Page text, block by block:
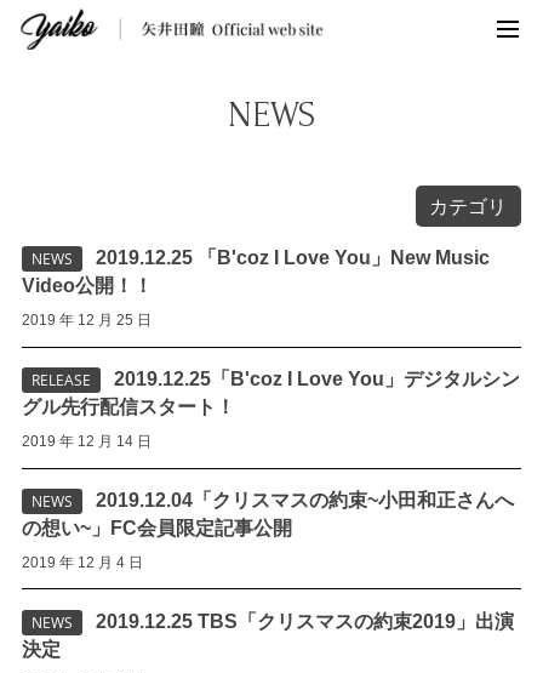
NEWS
カテゴリ
NEWS
2019.12.25 「B'coz I Love You」New Music
Video公開！！
2019 年 12 月 25 日
RELEASE
2019.12.25「B'coz I Love You」デジタルシン
グル先行配信スタート！
2019 年 12 月 14 日
NEWS
2019.12.04「クリスマスの約束~小田和正さんへ
の想い~」FC会員限定記事公開
2019 年 12 月 4 日
NEWS
2019.12.25 TBS「クリスマスの約束2019」出演
決定